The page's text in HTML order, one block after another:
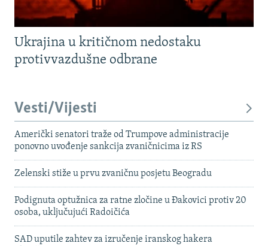
Ukrajina u kritičnom nedostaku
protivvazdušne odbrane
Vesti/Vijesti
Američki senatori traže od Trumpove administracije
ponovno uvođenje sankcija zvaničnicima iz RS
Zelenski stiže u prvu zvaničnu posjetu Beogradu
Podignuta optužnica za ratne zločine u Đakovici protiv 20
osoba, uključujući Radoičića
SAD uputile zahtev za izručenje iranskog hakera